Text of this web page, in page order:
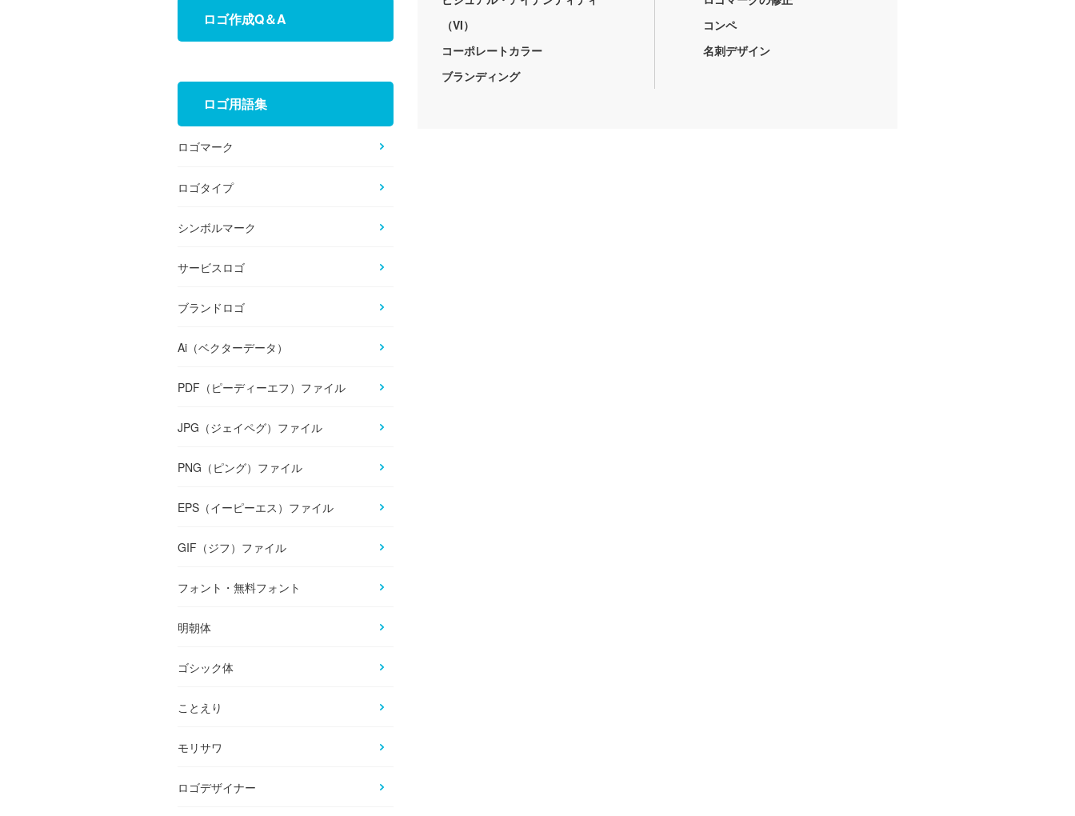
（VI）
コーポレートカラー
ブランディング
コンペ
名刺デザイン
ロゴ作成Q＆A
ロゴ用語集
ロゴマーク
ロゴタイプ
シンボルマーク
サービスロゴ
ブランドロゴ
Ai（ベクターデータ）
PDF（ピーディーエフ）ファイル
JPG（ジェイペグ）ファイル
PNG（ピング）ファイル
EPS（イーピーエス）ファイル
GIF（ジフ）ファイル
フォント・無料フォント
明朝体
ゴシック体
ことえり
モリサワ
ロゴデザイナー